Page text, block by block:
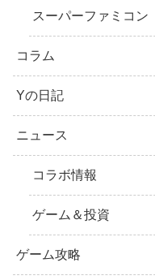
スーパーファミコン
コラム
Yの日記
ニュース
コラボ情報
ゲーム＆投資
ゲーム攻略